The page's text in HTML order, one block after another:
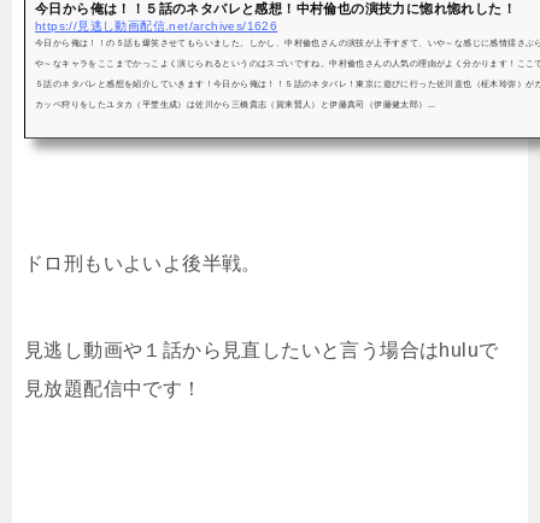
今日から俺は！！５話のネタバレと感想！中村倫也の演技力に惚れ惚れした！
https://見逃し動画配信.net/archives/1626
今日から俺は！！の５話も爆笑させてもらいました。しかし、中村倫也さんの演技が上手すぎて、いや～な感じに感情揺さぶ
や～なキャラをここまでかっこよく演じられるというのはスゴいですね。中村倫也さんの人気の理由がよく分かります！ここ
５話のネタバレと感想を紹介していきます！今日から俺は！！５話のネタバレ！東京に遊びに行った佐川直也（柾木玲弥）が
カッペ狩りをしたユタカ（平埜生成）は佐川から三橋貴志（賀来賢人）と伊藤真司（伊藤健太郎）...
ドロ刑もいよいよ後半戦。
見逃し動画や１話から見直したいと言う場合はhuluで
見放題配信中です！